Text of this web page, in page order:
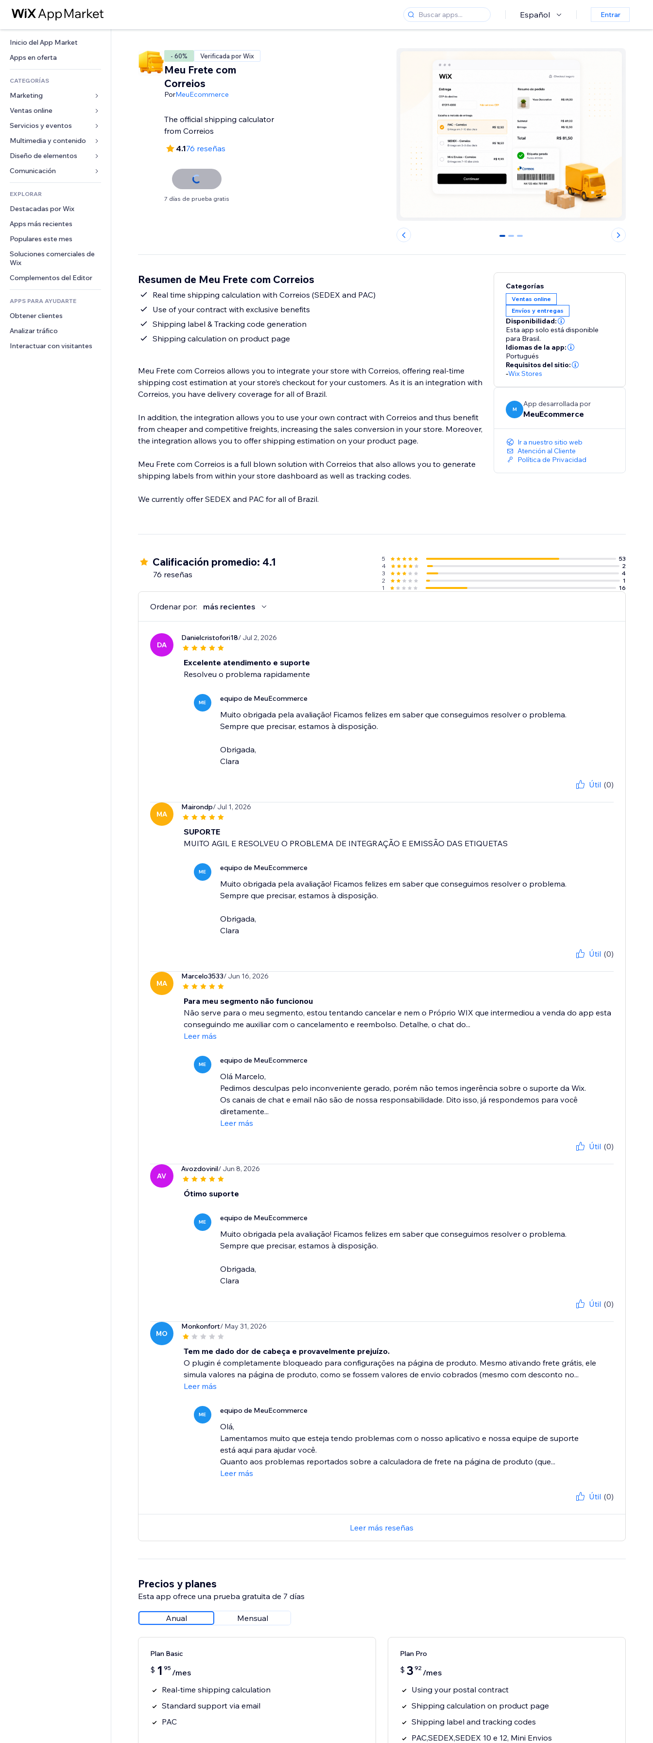
Español Entrar
Inicio del App Market
Apps en oferta
CATEGORÍAS
Marketing
Anuncios
Móvil
Analíticas
Anuncios del sitio
Email
Ventas online
Apps para tiendas
Envíos y entregas
Botones de venta
Contabilidad
Cupones y fidelización
Almacenamiento de mercancía
Crowdfunding
Alimentos y bebidas
Servicios y eventos
Hoteles
Eventos
Restaurantes
Inmobiliarias
Reservas
Multimedia y contenido
Galerías
Música
Pódcast
Fotografía
Video
PDF
Compartir archivos
Noticias
Servicios de contenido
Efectos de texto
Diseño de elementos
Mapas y navegación
Privacidad y seguridad
Reloj
Plantillas para páginas
Efectos de imágenes
Botones y menús
Banners e insignias
Calculadoras
Buscar
Formularios
Encuestas
Chat
Comentarios
Teléfono
Comunidad
Reseñas y testimonios
EXPLORAR
Destacadas por Wix
Apps más recientes
Populares este mes
Soluciones comerciales de
Wix
Complementos del Editor
APPS PARA AYUDARTE
Obtener clientes
Analizar tráfico
Interactuar con visitantes
- 60% Verificada por Wix
Meu Frete com
Correios
PorMeuEcommerce
The official shipping calculator
from Correios
4.176 reseñas
7 días de prueba gratis
0 1 2
Resumen de Meu Frete com Correios
Real time shipping calculation with Correios (SEDEX and PAC)
Use of your contract with exclusive benefits
Shipping label & Tracking code generation
Shipping calculation on product page
Meu Frete com Correios allows you to integrate your store with Correios, offering real-time
shipping cost estimation at your store’s checkout for your customers. As it is an integration with
Correios, you have delivery coverage for all of Brazil.
In addition, the integration allows you to use your own contract with Correios and thus benefit
from cheaper and competitive freights, increasing the sales conversion in your store. Moreover,
the integration allows you to offer shipping estimation on your product page.
Meu Frete com Correios is a full blown solution with Correios that also allows you to generate
shipping labels from within your store dashboard as well as tracking codes.
We currently offer SEDEX and PAC for all of Brazil.
Categorías
Ventas online
Envíos y entregas
Disponibilidad:
Esta app solo está disponible
para Brasil.
Idiomas de la app:
Portugués
Requisitos del sitio:
-Wix Stores
M
App desarrollada por
MeuEcommerce
Ir a nuestro sitio web
Atención al Cliente
Política de Privacidad
Calificación promedio: 4.1
76 reseñas
5
53
4
2
3
4
2
1
1
16
Ordenar por: más recientes
DA
Danielcristofori18/ Jul 2, 2026
Excelente atendimento e suporte
Resolveu o problema rapidamente
ME equipo de MeuEcommerce
Muito obrigada pela avaliação! Ficamos felizes em saber que conseguimos resolver o problema.
Sempre que precisar, estamos à disposição.
Obrigada,
Clara
Útil (0)
MA
Mairondp/ Jul 1, 2026
SUPORTE
MUITO AGIL E RESOLVEU O PROBLEMA DE INTEGRAÇÃO E EMISSÃO DAS ETIQUETAS
ME equipo de MeuEcommerce
Muito obrigada pela avaliação! Ficamos felizes em saber que conseguimos resolver o problema.
Sempre que precisar, estamos à disposição.
Obrigada,
Clara
Útil (0)
MA
Marcelo3533/ Jun 16, 2026
Para meu segmento não funcionou
Não serve para o meu segmento, estou tentando cancelar e nem o Próprio WIX que intermediou a venda do app esta
conseguindo me auxiliar com o cancelamento e reembolso. Detalhe, o chat do...
Leer más
ME equipo de MeuEcommerce
Olá Marcelo,
Pedimos desculpas pelo inconveniente gerado, porém não temos ingerência sobre o suporte da Wix.
Os canais de chat e email não são de nossa responsabilidade. Dito isso, já respondemos para você
diretamente...
Leer más
Útil (0)
AV
Avozdovinil/ Jun 8, 2026
Ótimo suporte
ME equipo de MeuEcommerce
Muito obrigada pela avaliação! Ficamos felizes em saber que conseguimos resolver o problema.
Sempre que precisar, estamos à disposição.
Obrigada,
Clara
Útil (0)
MO
Monkonfort/ May 31, 2026
Tem me dado dor de cabeça e provavelmente prejuízo.
O plugin é completamente bloqueado para configurações na página de produto. Mesmo ativando frete grátis, ele
simula valores na página de produto, como se fossem valores de envio cobrados (mesmo com desconto no...
Leer más
ME equipo de MeuEcommerce
Olá,
Lamentamos muito que esteja tendo problemas com o nosso aplicativo e nossa equipe de suporte
está aqui para ajudar você.
Quanto aos problemas reportados sobre a calculadora de frete na página de produto (que...
Leer más
Útil (0)
Leer más reseñas
Precios y planes
Esta app ofrece una prueba gratuita de 7 días
Anual Mensual
Plan Basic
$ 1 95 /mes
Real-time shipping calculation
Standard support via email
PAC
Plan Pro
$ 3 92 /mes
Using your postal contract
Shipping calculation on product page
Shipping label and tracking codes
PAC,SEDEX,SEDEX 10 e 12, Mini Envios